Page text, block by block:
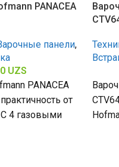
PANACEA
панели,
UZS
PANACEA
от
С 4 газовыми